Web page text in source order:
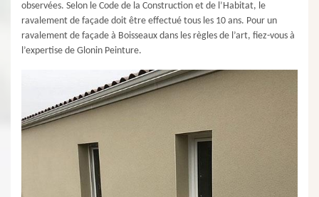
observées. Selon le Code de la Construction et de l’Habitat, le
ravalement de façade doit être effectué tous les 10 ans. Pour un
ravalement de façade à Boisseaux dans les règles de l’art, fiez-vous à
l’expertise de Glonin Peinture.